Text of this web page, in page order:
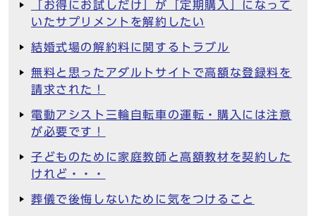
「お得にお試しだけ」が「定期購入」になって
いたサプリメントを解約したい
結婚式場の解約料に関するトラブル
無料と思ったアダルトサイトで高額な登録料を
請求された！
電動アシスト三輪自転車の運転・購入には注意
が必要です！
子どものために家庭教師と高額教材を契約した
けれど・・・
葬儀で後悔しないために気をつけること